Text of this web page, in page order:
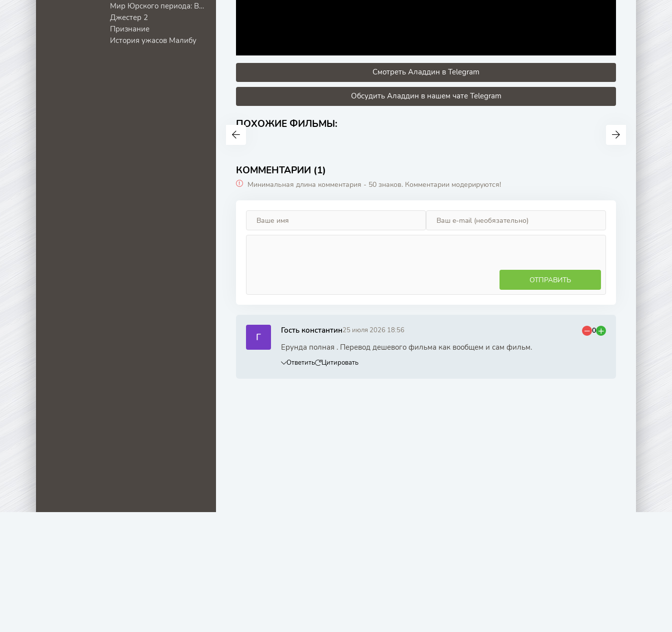
Смотреть Аладдин в Telegram
Обсудить Аладдин в нашем чате Telegram
ПОХОЖИЕ ФИЛЬМЫ:
КОММЕНТАРИИ (1)
Минимальная длина комментария - 50 знаков. Комментарии модерируются!
ОТПРАВИТЬ
Г
Гость константин25 июля 2026 18:56 0
Ерунда полная . Перевод дешевого фильма как вообщем и сам фильм.
Ответить Цитировать
Мир Юрского периода: Возрождение
Джестер 2
Признание
История ужасов Малибу